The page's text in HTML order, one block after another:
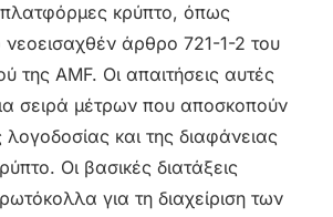
πλατφόρμες κρύπτο, όπως
νεοεισαχθέν άρθρο 721-1-2 του
της AMF. Οι απαιτήσεις αυτές
σειρά μέτρων που αποσκοπούν
λογοδοσίας και της διαφάνειας
Οι βασικές διατάξεις
για τη διαχείριση των